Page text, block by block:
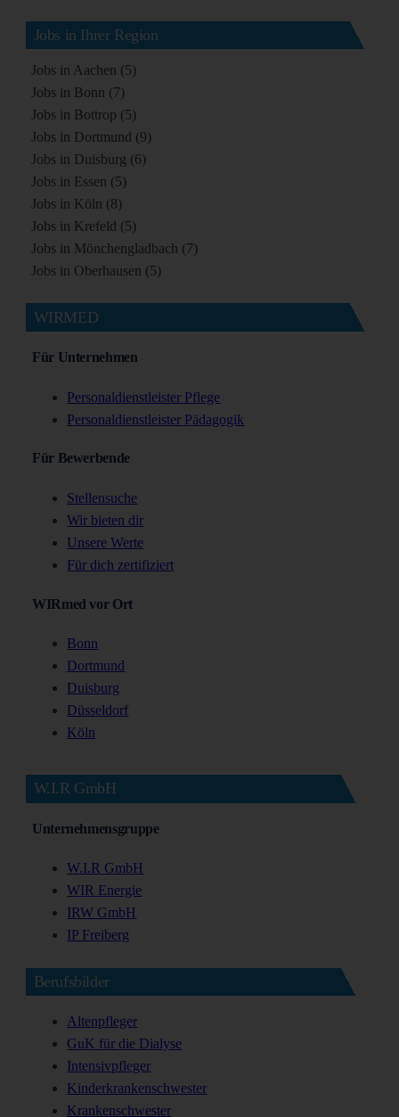
Jobs in Ihrer Region
Jobs in Aachen (5)
Jobs in Bonn (7)
Jobs in Bottrop (5)
Jobs in Dortmund (9)
Jobs in Duisburg (6)
Jobs in Essen (5)
Jobs in Köln (8)
Jobs in Krefeld (5)
Jobs in Mönchengladbach (7)
Jobs in Oberhausen (5)
WIRMED
Für Unternehmen
Personaldienstleister Pflege
Personaldienstleister Pädagogik
Für Bewerbende
Stellensuche
Wir bieten dir
Unsere Werte
Für dich zertifiziert
WIRmed vor Ort
Bonn
Dortmund
Duisburg
Düsseldorf
Köln
W.I.R GmbH
Unternehmensgruppe
W.I.R GmbH
WIR Energie
IRW GmbH
IP Freiberg
Berufsbilder
Altenpfleger
GuK für die Dialyse
Intensivpfleger
Kinderkrankenschwester
Krankenschwester